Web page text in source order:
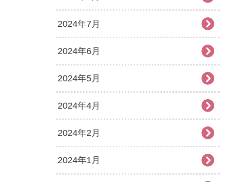
2024年7月
2024年6月
2024年5月
2024年4月
2024年2月
2024年1月